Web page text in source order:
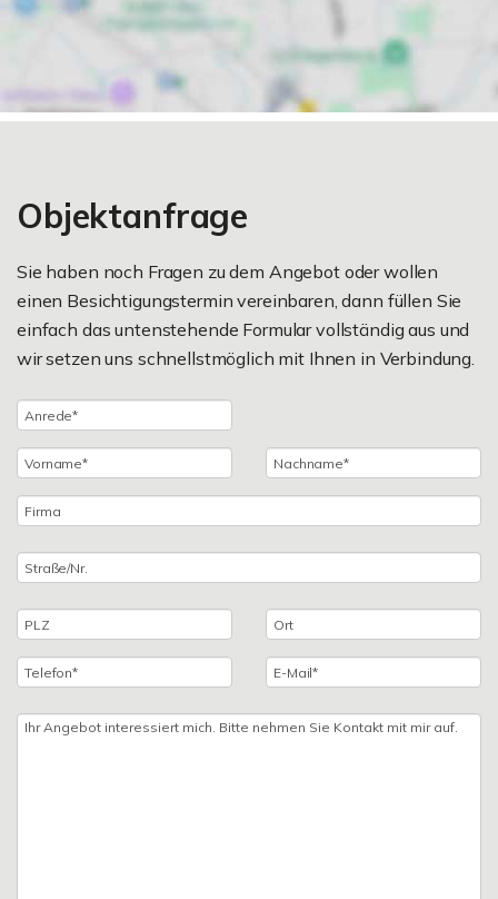
Objektanfrage
Sie haben noch Fragen zu dem Angebot oder wollen
einen Besichtigungstermin vereinbaren, dann füllen Sie
einfach das untenstehende Formular vollständig aus und
wir setzen uns schnellstmöglich mit Ihnen in Verbindung.